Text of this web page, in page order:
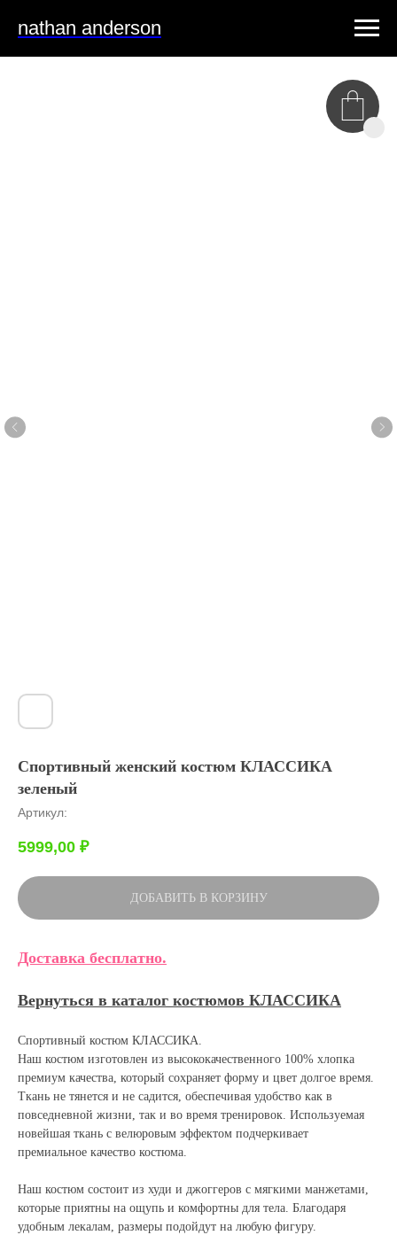
nathan anderson
Спортивный женский костюм КЛАССИКА
зеленый
Артикул:
5999,00 ₽
ДОБАВИТЬ В КОРЗИНУ
Доставка бесплатно.
Вернуться в каталог костюмов КЛАССИКА
Спортивный костюм КЛАССИКА.
Наш костюм изготовлен из высококачественного 100% хлопка
премиум качества, который сохраняет форму и цвет долгое время.
Ткань не тянется и не садится, обеспечивая удобство как в
повседневной жизни, так и во время тренировок. Используемая
новейшая ткань с велюровым эффектом подчеркивает
премиальное качество костюма.
Наш костюм состоит из худи и джоггеров с мягкими манжетами,
которые приятны на ощупь и комфортны для тела. Благодаря
удобным лекалам, размеры подойдут на любую фигуру.